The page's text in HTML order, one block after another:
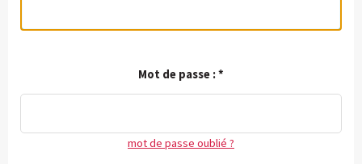
Mot de passe :*
mot de passe oublié ?